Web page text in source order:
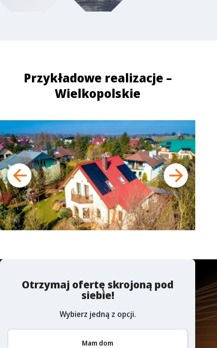
Przykładowe realizacje –
Wielkopolskie
Otrzymaj ofertę skrojoną pod
siebie!
Wybierz jedną z opcji.
Mam dom